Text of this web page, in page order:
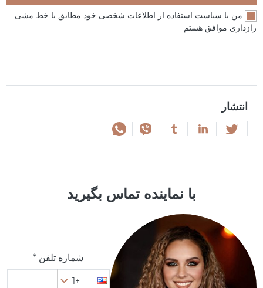
من با سیاست استفاده از اطلاعات شخصی خود مطابق با خط مشی
رازداری موافق هستم
انتشار
با نماینده تماس بگیرید
شماره تلفن *
+1